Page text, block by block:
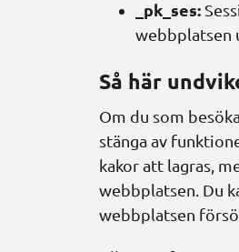
_pk_ses:
webbplatsen
Så här
Om du som
stänga av
kakor att lagras,
webbplatsen. Du
webbplatsen